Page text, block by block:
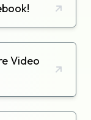
Video